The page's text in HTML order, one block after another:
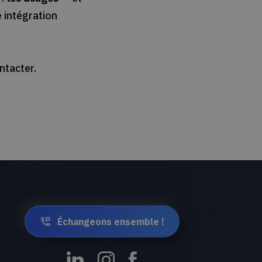
intégration
Échangeons ensemble !